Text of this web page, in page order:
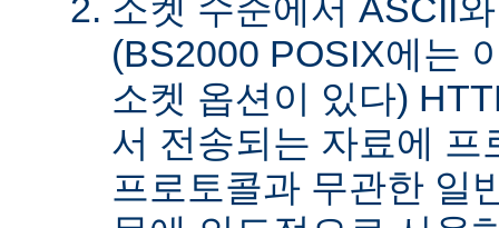
소켓 수준에서 ASCII
(BS2000 POSIX에는
소켓 옵션이 있다)
서 전송되는 자료에
프로토콜과 무관한 일